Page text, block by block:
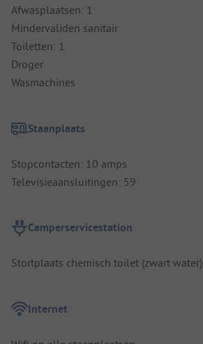
Afwasplaatsen: 1
Mindervaliden sanitair
Toiletten: 1
Droger
Wasmachines
Staanplaats
Stopcontacten: 10 amps
Televisieaansluitingen: 59
Camperservicestation
Stortplaats chemisch toilet (zwart water)
Internet